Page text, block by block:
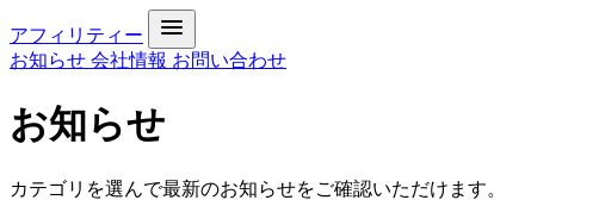
アフィリティー
お知らせ 会社情報 お問い合わせ
お知らせ
カテゴリを選んで最新のお知らせをご確認いただけます。